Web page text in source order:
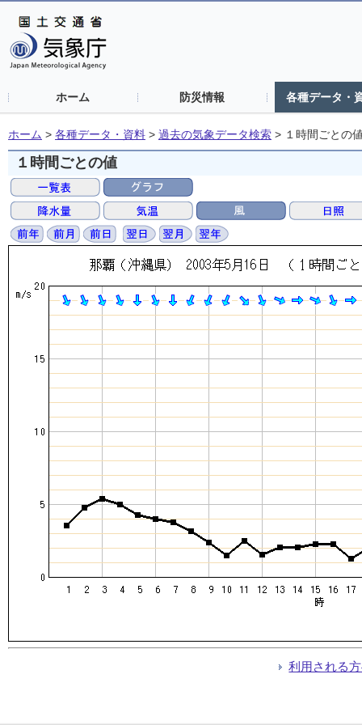
ホーム 防災情報 各種データ・
ホーム > 各種データ・資料 > 過去の気象データ検索 > １時間ごとの
１時間ごとの値
利用される